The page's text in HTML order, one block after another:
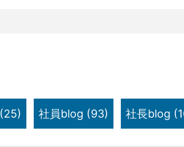
(25) 社員blog (93) 社長blog